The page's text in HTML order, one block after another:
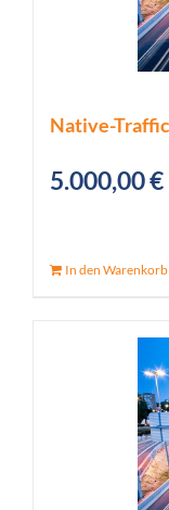
Native-
5.000,00€
In den Warenkorb